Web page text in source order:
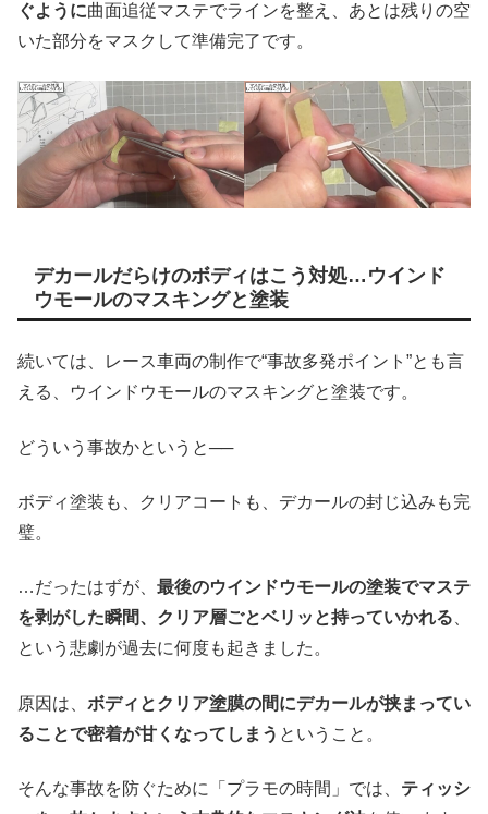
ぐように曲面追従マステでラインを整え、あとは残りの空
いた部分をマスクして準備完了です。
デカールだらけのボディはこう対処…ウインド
ウモールのマスキングと塗装
続いては、レース車両の制作で“事故多発ポイント”とも言
える、ウインドウモールのマスキングと塗装です。
どういう事故かというと──
ボディ塗装も、クリアコートも、デカールの封じ込みも完
璧。
…だったはずが、 最後のウインドウモールの塗装でマステ
を剥がした瞬間、クリア層ごとベリッと持っていかれる
という悲劇が過去に何度も起きました。
原因は、 ボディとクリア塗膜の間にデカールが挟まってい
ることで密着が甘くなってしまう ということ。
そんな事故を防ぐために「プラモの時間」では、 ティッシ